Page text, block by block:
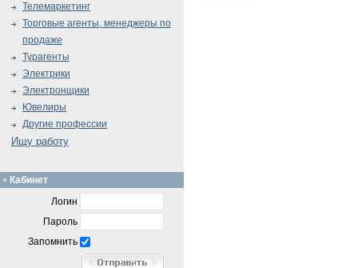
Телемаркетинг
Торговые агенты, менеджеры по
продаже
Турагенты
Электрики
Электронщики
Ювелиры
Другие профессии
Ищу работу
Кабинет
Логин
Пароль
Запомнить